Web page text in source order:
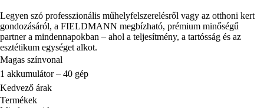
Legyen szó professzionális műhelyfelszerelésről vagy az otthoni kert
gondozásáról, a FIELDMANN megbízható, prémium minőségű
partner a mindennapokban – ahol a teljesítmény, a tartósság és az
esztétikum egységet alkot.
Magas színvonal
1 akkumulátor – 40 gép
Kedvező árak
Termékek